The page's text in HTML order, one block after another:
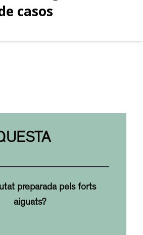
casos
preparada pels forts
aiguats?